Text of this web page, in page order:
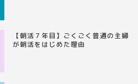
【朝活７年目】ごくごく普通の主婦
が朝活をはじめた理由